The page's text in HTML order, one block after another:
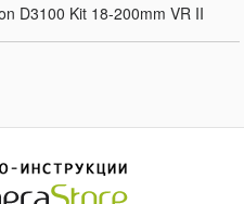
D3100 Kit 18-200mm VR II